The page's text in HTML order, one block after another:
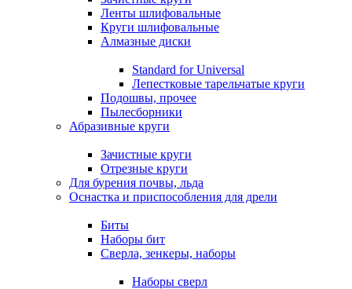
Ленты шлифовальные
Круги шлифовальные
Алмазные диски
Standard for Universal
Лепестковые тарельчатые круги
Подошвы, прочее
Пылесборники
Абразивные круги
Зачистные круги
Отрезные круги
Для бурения почвы, льда
Оснастка и приспособления для дрели
Биты
Наборы бит
Сверла, зенкеры, наборы
Наборы сверл